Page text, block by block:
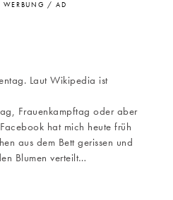
WERBUNG / AD
Laut Wikipedia ist
Frauenkampftag oder aber
hat mich heute früh
aus dem Bett gerissen und
Blumen verteilt…